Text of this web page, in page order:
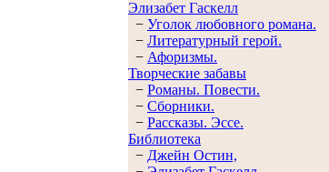
Элизабет Гaскелл
− Уголок любовного романа.
− Литературный герой.
− Афоризмы.
Творческие забавы
− Романы. Повести.
− Сборники.
− Рассказы. Эссe.
Библиотека
− Джейн Остин,